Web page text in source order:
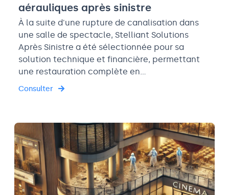
aérauliques après sinistre
À la suite d'une rupture de canalisation dans
une salle de spectacle, Stelliant Solutions
Après Sinistre a été sélectionnée pour sa
solution technique et financière, permettant
une restauration complète en…
Consulter